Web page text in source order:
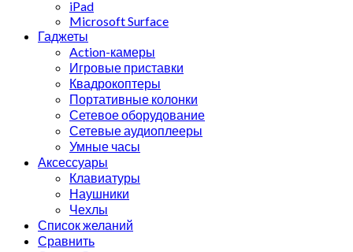
iPad
Microsoft Surface
Гаджеты
Action-камеры
Игровые приставки
Квадрокоптеры
Портативные колонки
Сетевое оборудование
Сетевые аудиоплееры
Умные часы
Аксессуары
Клавиатуры
Наушники
Чехлы
Список желаний
Сравнить